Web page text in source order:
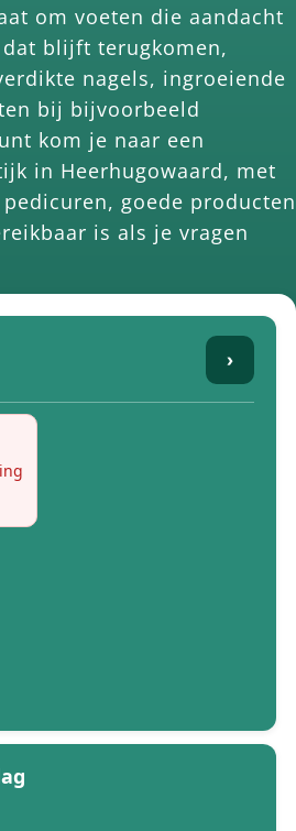
om voeten die aandacht
blijft terugkomen,
nagels, ingroeiende
bij bijvoorbeeld
kom je naar een
in Heerhugowaard, met
goede producten
is als je vragen
›